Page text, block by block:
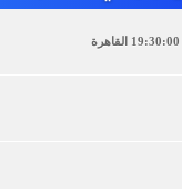
19:30:00 القاهرة